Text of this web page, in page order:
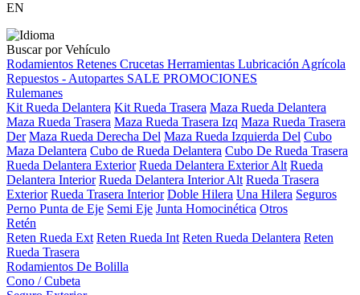
EN
Buscar por Vehículo
Rodamientos Retenes Crucetas Herramientas Lubricación Agrícola
Repuestos - Autopartes SALE PROMOCIONES
Rulemanes
Kit Rueda Delantera Kit Rueda Trasera Maza Rueda Delantera
Maza Rueda Trasera Maza Rueda Trasera Izq Maza Rueda Trasera
Der Maza Rueda Derecha Del Maza Rueda Izquierda Del Cubo
Maza Delantera Cubo de Rueda Delantera Cubo De Rueda Trasera
Rueda Delantera Exterior Rueda Delantera Exterior Alt Rueda
Delantera Interior Rueda Delantera Interior Alt Rueda Trasera
Exterior Rueda Trasera Interior Doble Hilera Una Hilera Seguros
Perno Punta de Eje Semi Eje Junta Homocinética Otros
Retén
Reten Rueda Ext Reten Rueda Int Reten Rueda Delantera Reten
Rueda Trasera
Rodamientos De Bolilla
Cono / Cubeta